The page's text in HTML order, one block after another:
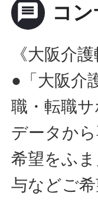
message コ
《大阪介
●「大阪介
職・転職
データか
希望をふ
与などご